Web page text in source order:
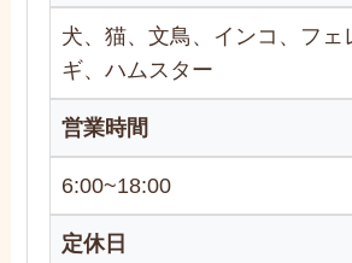
犬、猫、文鳥、インコ、フェ
ギ、ハムスター
営業時間
6:00~18:00
定休日